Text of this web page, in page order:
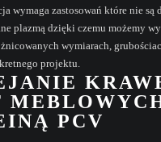
wymaga zastosowań które nie są
plazmą dzięki czemu możemy
wymiarach,
projektu.
PCV